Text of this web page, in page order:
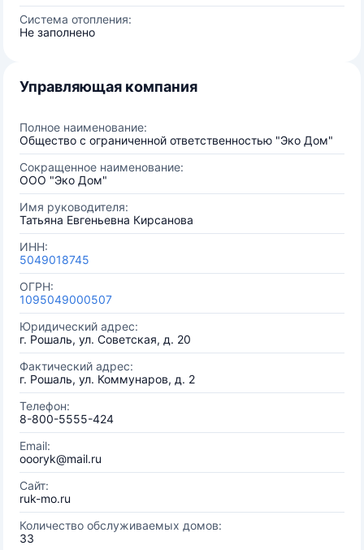
Система отопления:
Не заполнено
Управляющая компания
Полное наименование:
Общество с ограниченной ответственностью "Эко Дом"
Сокращенное наименование:
ООО "Эко Дом"
Имя руководителя:
Татьяна Евгеньевна Кирсанова
ИНН:
5049018745
ОГРН:
1095049000507
Юридический адрес:
г. Рошаль, ул. Советская, д. 20
Фактический адрес:
г. Рошаль, ул. Коммунаров, д. 2
Телефон:
8-800-5555-424
Email:
oooryk@mail.ru
Сайт:
ruk-mo.ru
Количество обслуживаемых домов:
33